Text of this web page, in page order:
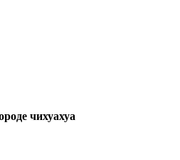
чихуахуа